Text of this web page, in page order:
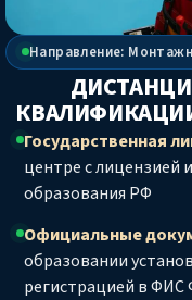
Направление:
Государственная
центре с лицензией
образования РФ
Официальные
образовании
регистрацией в